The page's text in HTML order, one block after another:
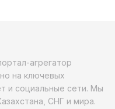
агрегатор
на ключевых
и социальные сети. Мы
СНГ и мира.